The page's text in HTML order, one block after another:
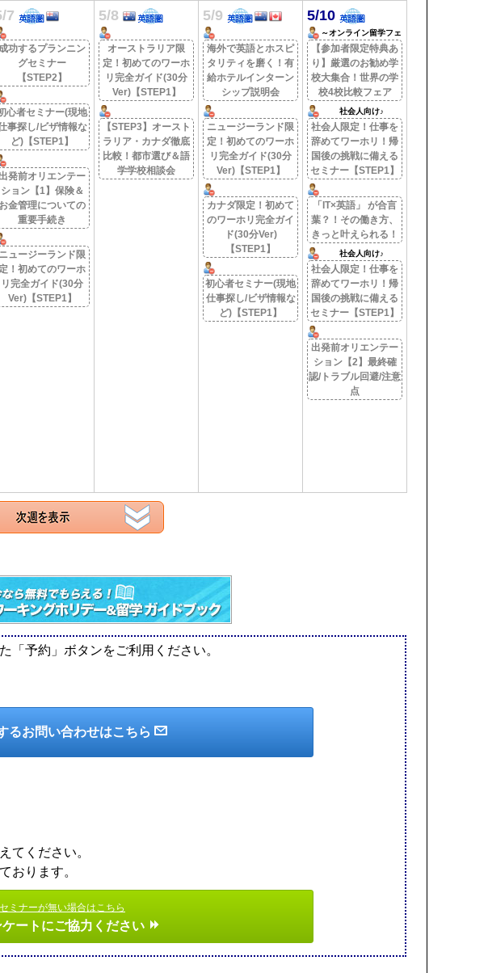
7
功するプランニン
グセミナー
【STEP2】
心者セミナー(現地
事探し/ビザ情報な
ど)【STEP1】
発前オリエンテー
ション【1】保険＆
お金管理についての
重要手続き
ニュージーランド限
定！初めてのワーホ
リ完全ガイド(30分
Ver)【STEP1】
5/8
オーストラリア限
定！初めてのワーホ
リ完全ガイド(30分
Ver)【STEP1】
【STEP3】オースト
ラリア・カナダ徹底
比較！都市選び＆語
学学校相談会
5/9
海外で英語とホスピ
タリティを磨く！有
給ホテルインターン
シップ説明会
ニュージーランド限
定！初めてのワーホ
リ完全ガイド(30分
Ver)【STEP1】
カナダ限定！初めて
のワーホリ完全ガイ
ド(30分Ver)
【STEP1】
初心者セミナー(現地
仕事探し/ビザ情報な
ど)【STEP1】
5/10
～オンライン留学フェ
ア～
【参加者限定特典あ
り】厳選のお勧め学
校大集合！世界の学
校4校比較フェア
社会人向け♪
社会人限定！仕事を
辞めてワーホリ！帰
国後の挑戦に備える
セミナー【STEP1】
「IT×英語」 が合言
葉？！その働き方、
きっと叶えられる！
社会人向け♪
社会人限定！仕事を
辞めてワーホリ！帰
国後の挑戦に備える
セミナー【STEP1】
出発前オリエンテー
ション【2】最終確
認/トラブル回避/注意
点
「予約」ボタンをご利用ください。
るお問い合わせはこちら
てください。
おります。
ミナーが無い場合はこちら
ートにご協力ください